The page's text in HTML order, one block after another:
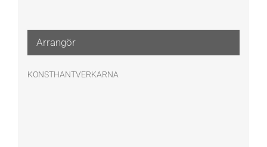
Arrangör
KONSTHANTVERKARNA